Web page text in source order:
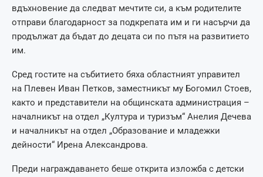
вдъхновение да следват мечтите си, а към родителите
отправи благодарност за подкрепата им и ги насърчи да
продължат да бъдат до децата си по пътя на развитието
им.
Сред гостите на събитието бяха областният управител
на Плевен Иван Петков, заместникът му Богомил Стоев,
както и представители на общинската администрация –
началникът на отдел „Култура и туризъм“ Анелия Дечева
и началникът на отдел „Образование и младежки
дейности“ Ирена Александрова.
Преди награждаването беше открита изложба с детски